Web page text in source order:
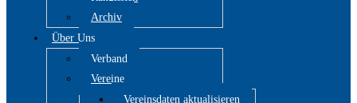
Archiv
Über Uns
Verband
Vereine
Vereinsdaten aktualisieren